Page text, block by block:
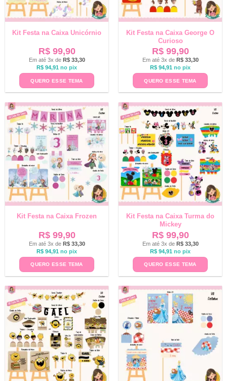
Kit Festa na Caixa Unicórnio
R$99,90
Em até 3x de R$33,30
R$ 94,91 no pix
QUERO ESSE TEMA
Kit Festa na Caixa George O
Curioso
R$99,90
Em até 3x de R$33,30
R$ 94,91 no pix
QUERO ESSE TEMA
Kit Festa na Caixa Frozen
R$99,90
Em até 3x de R$33,30
R$ 94,91 no pix
QUERO ESSE TEMA
Kit Festa na Caixa Turma do
Mickey
R$99,90
Em até 3x de R$33,30
R$ 94,91 no pix
QUERO ESSE TEMA